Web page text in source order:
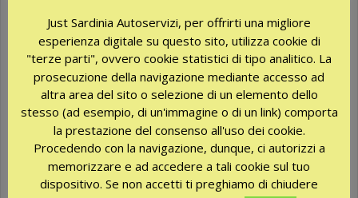
CENTRE DE SERVICE
Notre société, avec la collaboration des professionnels du
Just Sardinia Autoservizi, per offrirti una migliore
esperienza digitale su questo sito, utilizza cookie di
"terze parti", ovvero cookie statistici di tipo analitico. La
prosecuzione della navigazione mediante accesso ad
altra area del sito o selezione di un elemento dello
stesso (ad esempio, di un'immagine o di un link) comporta
la prestazione del consenso all'uso dei cookie.
Procedendo con la navigazione, dunque, ci autorizzi a
memorizzare e ad accedere a tali cookie sul tuo
dispositivo. Se non accetti ti preghiamo di chiudere